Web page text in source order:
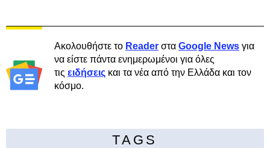
Ακολουθήστε το Reader στα Google News για
να είστε πάντα ενημερωμένοι για όλες
τις ειδήσεις και τα νέα από την Ελλάδα και τον
κόσμο.
TAGS